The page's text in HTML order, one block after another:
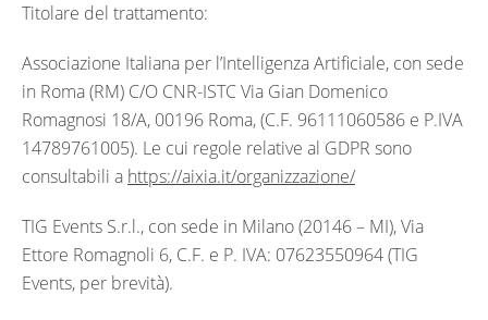
Titolare del trattamento:
Associazione Italiana per l’Intelligenza Artificiale, con sede
in Roma (RM) C/O CNR-ISTC Via Gian Domenico
Romagnosi 18/A, 00196 Roma, (C.F. 96111060586 e P.IVA
14789761005). Le cui regole relative al GDPR sono
consultabili a https://aixia.it/organizzazione/
TIG Events S.r.l., con sede in Milano (20146 – MI), Via
Ettore Romagnoli 6, C.F. e P. IVA: 07623550964 (TIG
Events, per brevità).